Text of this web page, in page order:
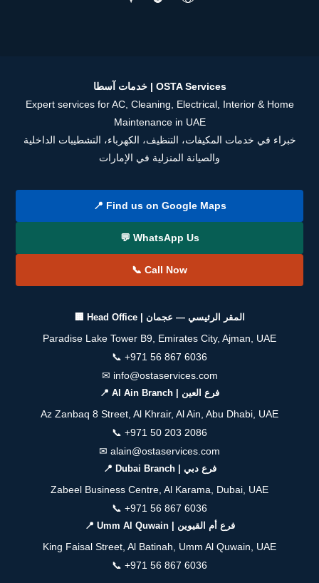
خدمات آسطا | OSTA Services
Expert services for AC, Cleaning, Electrical, Interior & Home
Maintenance in UAE
خبراء في خدمات المكيفات، التنظيف، الكهرباء، التشطيبات الداخلية
والصيانة المنزلية في الإمارات
📍 Find us on Google Maps
💬 WhatsApp Us
📞 Call Now
🏢 Head Office | المقر الرئيسي — عجمان
Paradise Lake Tower B9, Emirates City, Ajman, UAE
📞 +971 56 867 6036
✉ info@ostaservices.com
📍 Al Ain Branch | فرع العين
Az Zanbaq 8 Street, Al Khrair, Al Ain, Abu Dhabi, UAE
📞 +971 50 203 2086
✉ alain@ostaservices.com
📍 Dubai Branch | فرع دبي
Zabeel Business Centre, Al Karama, Dubai, UAE
📞 +971 56 867 6036
📍 Umm Al Quwain | فرع أم القيوين
King Faisal Street, Al Batinah, Umm Al Quwain, UAE
📞 +971 56 867 6036